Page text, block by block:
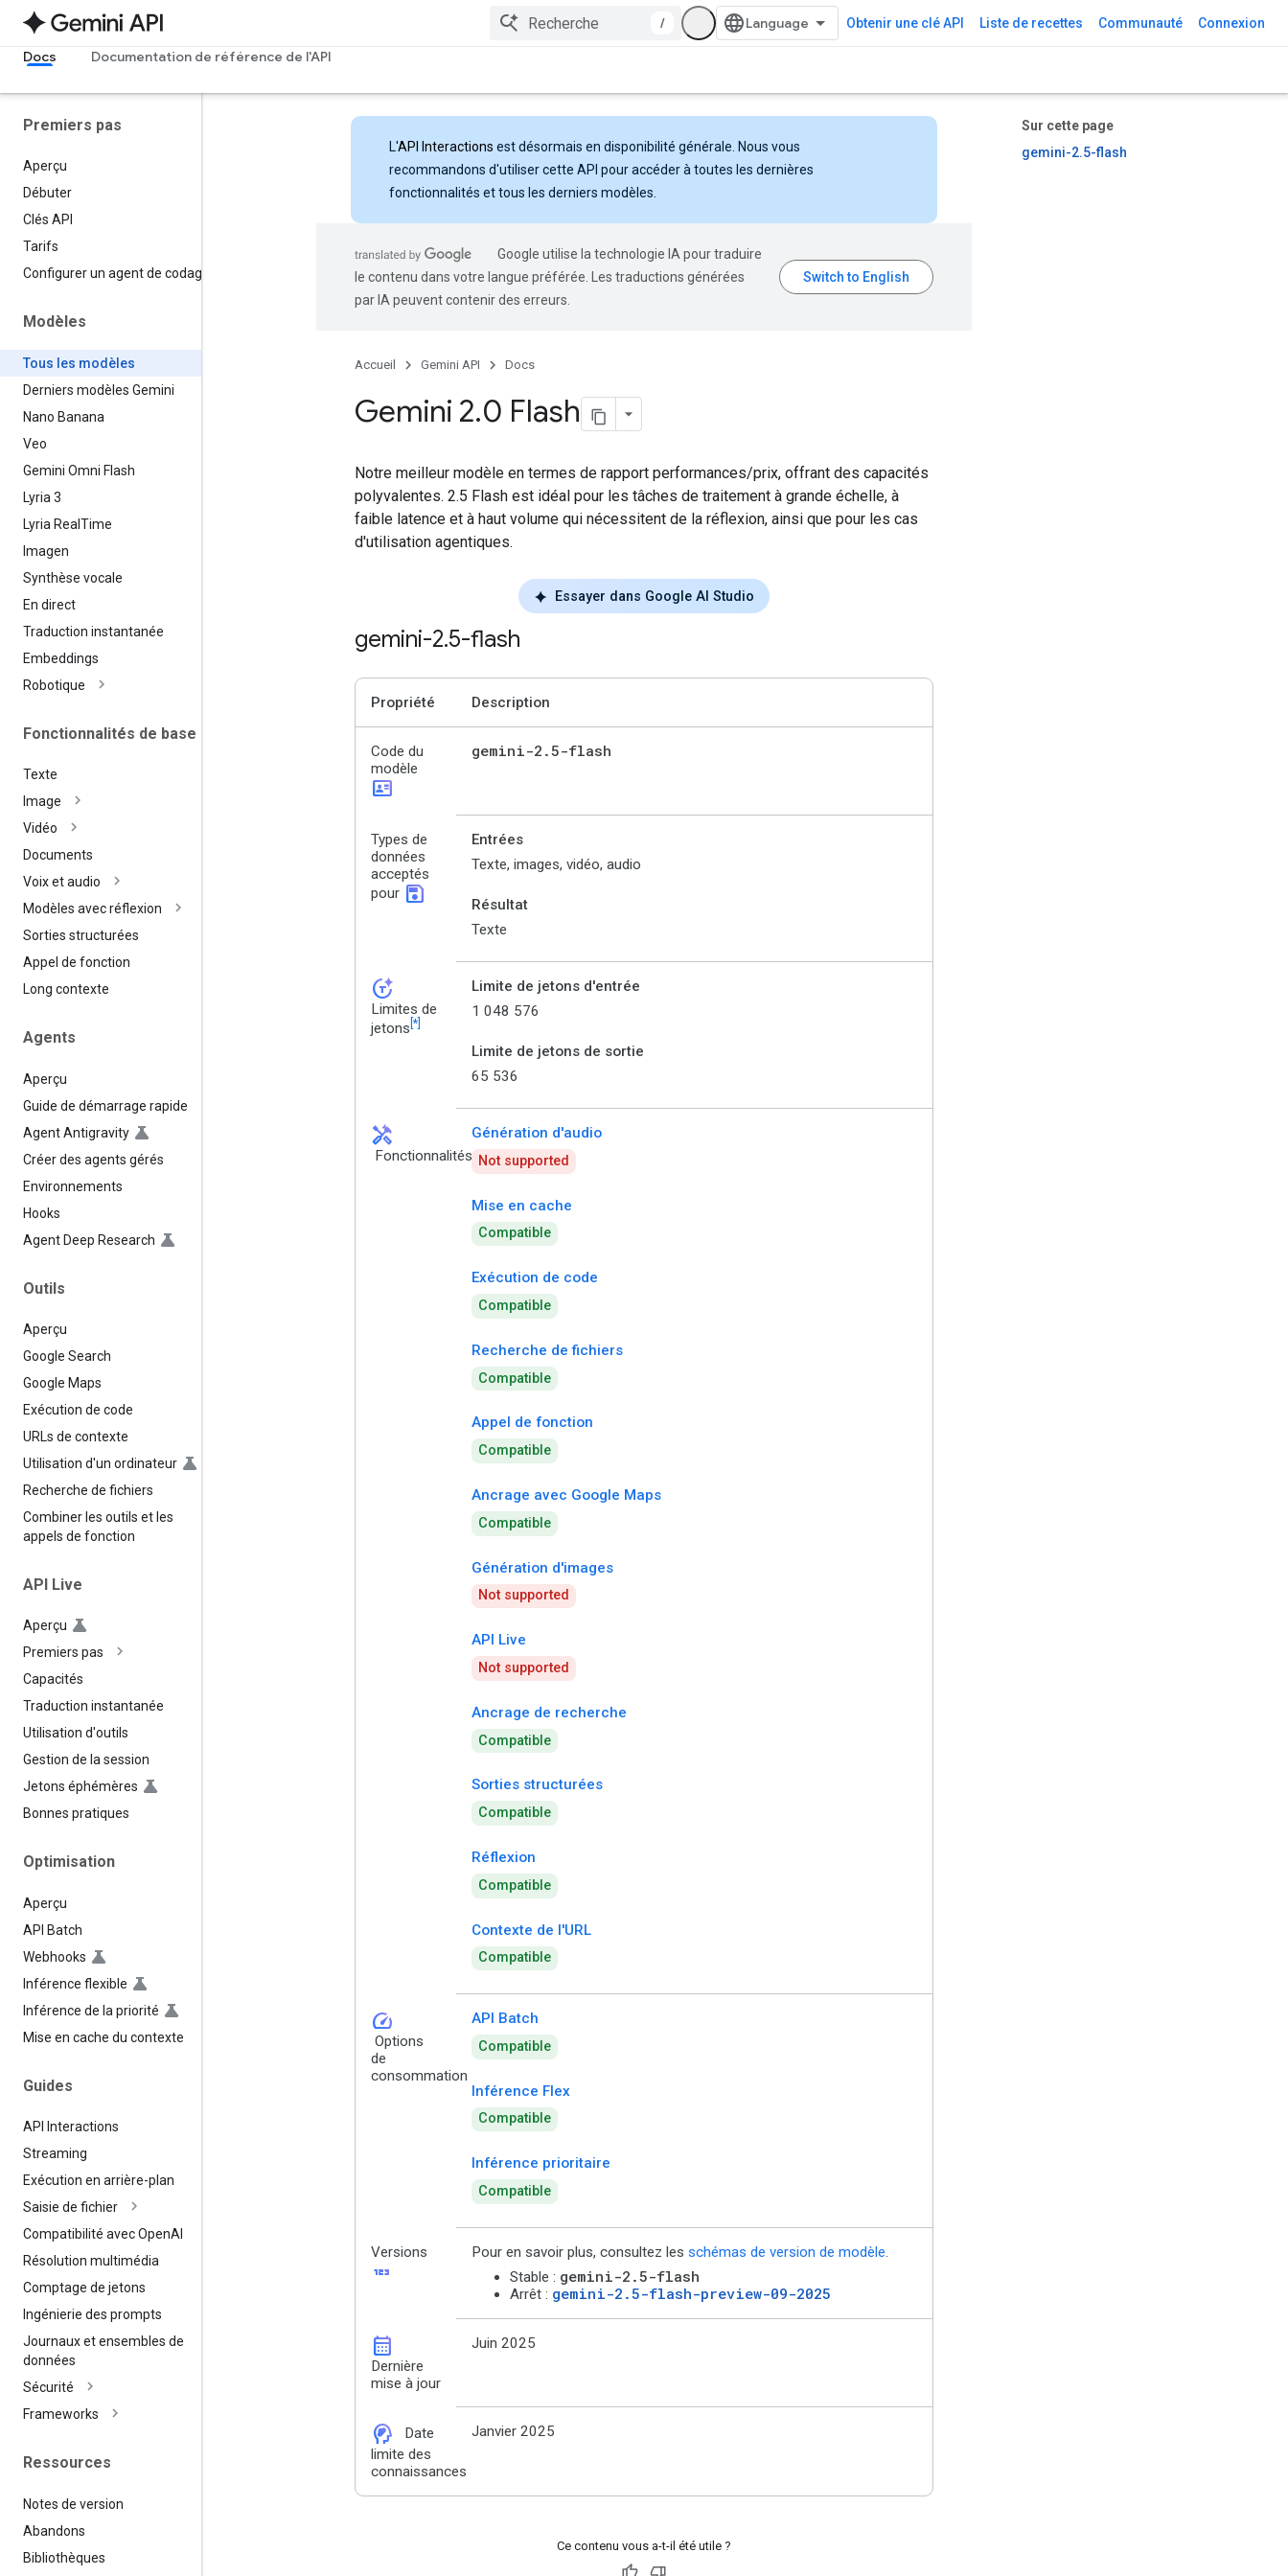
/ Obtenir une clé API Liste de recettes Communauté Connexion
Docs Documentation de référence de l'API
Premiers pas
Aperçu
Débuter
Clés API
Tarifs
Configurer un agent de codage
Modèles
Tous les modèles
Derniers modèles Gemini
Nano Banana
Veo
Gemini Omni Flash
Lyria 3
Lyria Real Time
Imagen
Synthèse vocale
En direct
Traduction instantanée
Embeddings
Robotique
Fonctionnalités de base
Texte
Image
Vidéo
Documents
Voix et audio
Modèles avec réflexion
Sorties structurées
Appel de fonction
Long contexte
Agents
Aperçu
Guide de démarrage rapide
Agent Antigravity
Créer des agents gérés
Environnements
Hooks
Agent Deep Research
Outils
Aperçu
Google Search
Google Maps
Exécution de code
URLs de contexte
Utilisation d'un ordinateur
Recherche de fichiers
Combiner les outils et les
appels de fonction
API Live
Aperçu
Premiers pas
Capacités
Traduction instantanée
Utilisation d'outils
Gestion de la session
Jetons éphémères
Bonnes pratiques
Optimisation
Aperçu
API Batch
Webhooks
Inférence flexible
Inférence de la priorité
Mise en cache du contexte
Guides
API Interactions
Streaming
Exécution en arrière-plan
Saisie de fichier
Compatibilité avec OpenAI
Résolution multimédia
Comptage de jetons
Ingénierie des prompts
Journaux et ensembles de
données
Sécurité
Frameworks
Ressources
Notes de version
Abandons
Bibliothèques
Sur cette page
gemini-2.5-flash
L'API Interactions est désormais en disponibilité générale. Nous vous
recommandons d'utiliser cette API pour accéder à toutes les dernières
fonctionnalités et tous les derniers modèles.
Google utilise la technologie IA pour traduire
le contenu dans votre langue préférée. Les traductions générées
par IA peuvent contenir des erreurs.
Accueil Gemini API Docs
Gemini 2.0 Flash
Notre meilleur modèle en termes de rapport performances/prix, offrant des capacités
polyvalentes. 2.5 Flash est idéal pour les tâches de traitement à grande échelle, à
faible latence et à haut volume qui nécessitent de la réflexion, ainsi que pour les cas
d'utilisation agentiques.
Essayer dans Google AI Studio
gemini-2.5-flash
Propriété Description
Code du
modèle
id_card
gemini-2 .5-flash
Types de
données
acceptés
pour save
Entrées
Texte, images, vidéo, audio
Résultat
Texte
token_auto
Limites de
jetons [*]
Limite de jetons d'entrée
1 048 576
Limite de jetons de sortie
65 536
handyman
Fonctionnalités
Génération d'audio
Not supported
Mise en cache
Compatible
Exécution de code
Compatible
Recherche de fichiers
Compatible
Appel de fonction
Compatible
Ancrage avec Google Maps
Compatible
Génération d'images
Not supported
API Live
Not supported
Ancrage de recherche
Compatible
Sorties structurées
Compatible
Réflexion
Compatible
Contexte de l'URL
Compatible
speed
Options
de
consommation
API Batch
Compatible
Inférence Flex
Compatible
Inférence prioritaire
Compatible
Versions
123
Pour en savoir plus, consultez les schémas de version de modèle.
Stable : gemini-2.5-flash
Arrêt : gemini-2.5-flash-preview-09-2025
calendar_month
Dernière
mise à jour
Juin 2025
cognition_2
Date
limite des
connaissances
Janvier 2025
Ce contenu vous a-t-il été utile ?